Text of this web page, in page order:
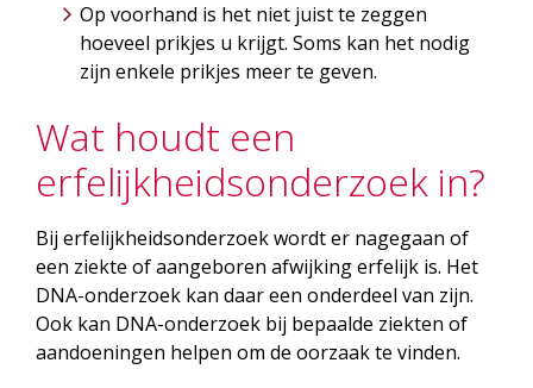
Op voorhand is het niet juist te zeggen
hoeveel prikjes u krijgt. Soms kan het nodig
zijn enkele prikjes meer te geven.
Wat houdt een
erfelijkheidsonderzoek in?
Bij erfelijkheidsonderzoek wordt er nagegaan of
een ziekte of aangeboren afwijking erfelijk is. Het
DNA-onderzoek kan daar een onderdeel van zijn.
Ook kan DNA-onderzoek bij bepaalde ziekten of
aandoeningen helpen om de oorzaak te vinden.